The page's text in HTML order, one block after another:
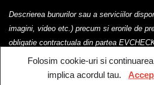
Descrierea bunurilor sau a serviciilor
imagini, video etc.) precum si erorile de
obligatie contractuala din partea
exclusiv cu titlu de prezentare.
EV Check @2023. Toate
Folosim cookie-uri si
implica acordul tau.